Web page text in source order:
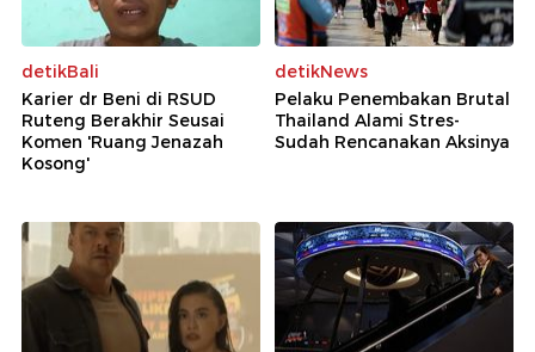
detikBali
Karier dr Beni di RSUD
Ruteng Berakhir Seusai
Komen 'Ruang Jenazah
Kosong'
detikNews
Pelaku Penembakan Brutal
Thailand Alami Stres-
Sudah Rencanakan Aksinya